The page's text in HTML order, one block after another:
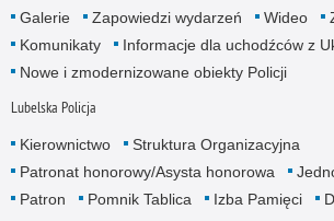
Galerie Zapowiedzi wydarzeń Wideo
Komunikaty
Informacje dla uchodźców z
Nowe i zmodernizowane obiekty Policji
Lubelska Policja
Kierownictwo
Struktura Organizacyjna
Patronat honorowy/Asysta honorowa
Patron
Pomnik Tablica Izba Pamięci